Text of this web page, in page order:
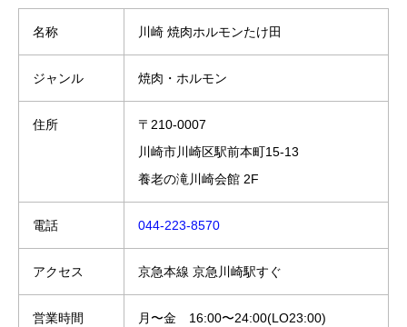
名称 川崎 焼肉ホルモンたけ田
ジャンル 焼肉・ホルモン
住所
〒210-0007
川崎市川崎区駅前本町15-13
養老の滝川崎会館 2F
電話 044-223-8570
アクセス 京急本線 京急川崎駅すぐ
営業時間
月〜金 16:00〜24:00(LO23:00)